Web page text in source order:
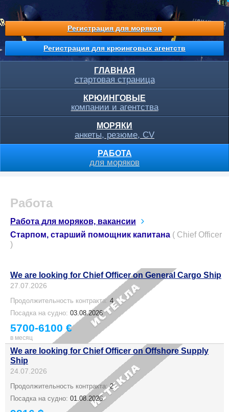
Регистрация для моряков
Регистрация для крюинговых агентств
ГЛАВНАЯ
стартовая страница
КРЮИНГОВЫЕ
компании и агентства
МОРЯКИ
анкеты, резюме, CV
РАБОТА
для моряков
Работа
Работа для моряков, вакансии
Старпом, старший помощник капитана ( Chief Officer
)
We are looking for Chief Officer on General Cargo Ship
27.07.2026
Продолжительность контракта: 4
Посадка на судно: 03.08.2026
5700-6100 €
в месяц
We are looking for Chief Officer on Offshore Supply
Ship
24.07.2026
Продолжительность контракта:2
Посадка на судно: 01.08.2026